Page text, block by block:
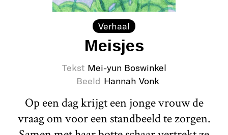
Verhaal
Meisjes
Tekst Mei-yun Boswinkel
Beeld Hannah Vonk
Op een dag krijgt een jonge vrouw de
vraag om voor een standbeeld te zorgen.